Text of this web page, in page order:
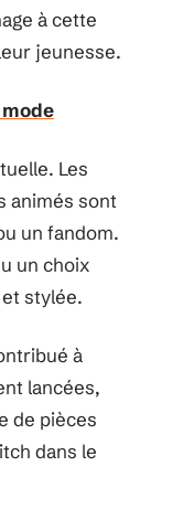
à cette
jeunesse.
Les
animés sont
un fandom.
un choix
stylée.
à
lancées,
de pièces
dans le